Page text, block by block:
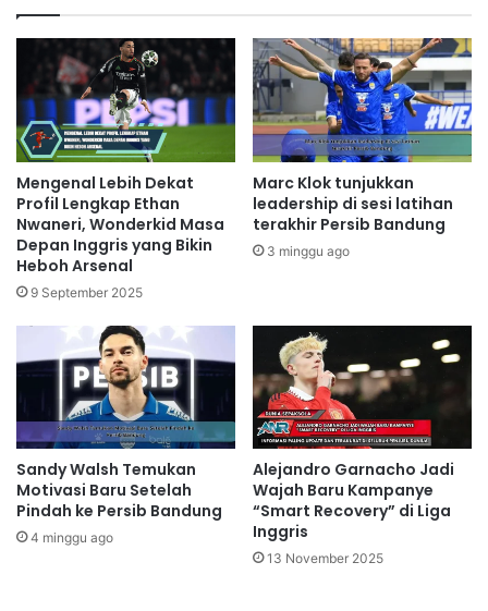
Mengenal Lebih Dekat
Profil Lengkap Ethan
Nwaneri, Wonderkid Masa
Depan Inggris yang Bikin
Heboh Arsenal
9 September 2025
Marc Klok tunjukkan
leadership di sesi latihan
terakhir Persib Bandung
3 minggu ago
Sandy Walsh Temukan
Motivasi Baru Setelah
Pindah ke Persib Bandung
4 minggu ago
Alejandro Garnacho Jadi
Wajah Baru Kampanye
“Smart Recovery” di Liga
Inggris
13 November 2025